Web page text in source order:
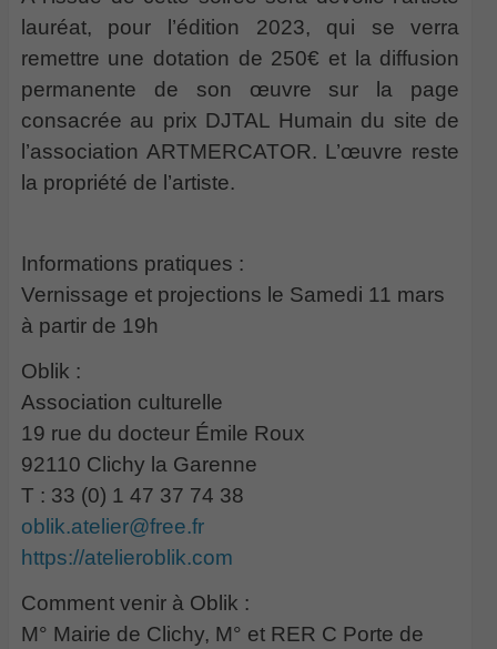
lauréat, pour l’édition 2023, qui se verra
remettre une dotation de 250€ et la diffusion
permanente de son œuvre sur la page
consacrée au prix DJTAL Humain du site de
l’association ARTMERCATOR. L’œuvre reste
la propriété de l’artiste.
Informations pratiques :
Vernissage et projections le Samedi 11 mars
à partir de 19h
Oblik :
Association culturelle
19 rue du docteur Émile Roux
92110 Clichy la Garenne
T : 33 (0) 1 47 37 74 38
oblik.atelier@free.fr
https://atelieroblik.com
Comment venir à Oblik :
M° Mairie de Clichy, M° et RER C Porte de